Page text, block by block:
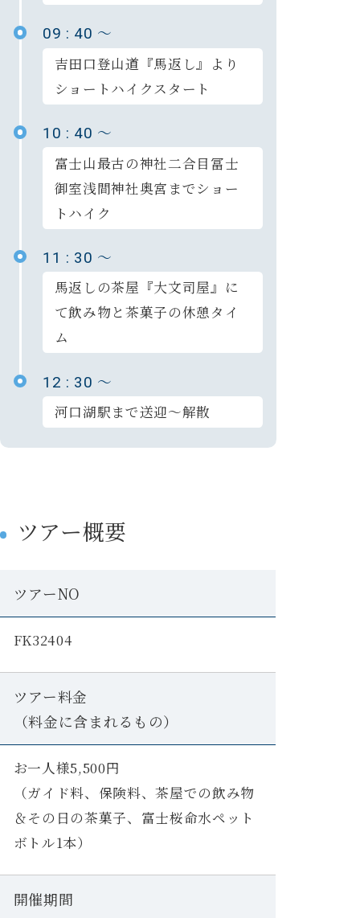
09 : 40 ～
吉田口登山道『馬返し』より
ショートハイクスタート
10 : 40 ～
富士山最古の神社二合目冨士
御室浅間神社奥宮までショー
トハイク
11 : 30 ～
馬返しの茶屋『大文司屋』に
て飲み物と茶菓子の休憩タイ
ム
12 : 30 ～
河口湖駅まで送迎～解散
ツアー概要
ツアーNO
FK32404
ツアー料金
（料金に含まれるもの）
お一人様5,500円
（ガイド料、保険料、茶屋での飲み物
＆その日の茶菓子、富士桜命水ペット
ボトル1本）
開催期間